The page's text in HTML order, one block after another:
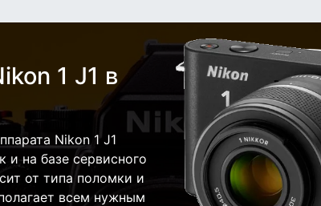
1 J1 в
Nikon 1 J1
и на базе сервисного
от типа поломки и
всем нужным